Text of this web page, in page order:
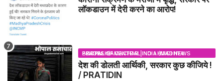
लॉकडाउन में देरी करने का आरोप!
BHOPAL SAMACHAR | NO 1 HINDI NEWS PORTAL OF CENTRAL INDIA (MADHYA PRADESH)
देश की डोलती आर्थिकी, सरकार कुछ कीजिये !
/ PRATIDIN